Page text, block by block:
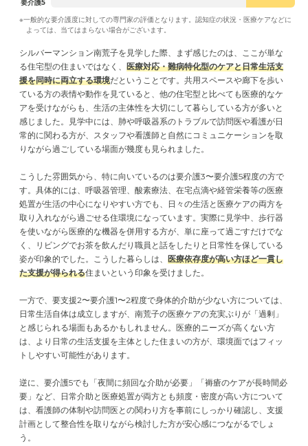
要介護5
※一般的な要介護度に対しての専門家の評価となります。認知症の状況・医療ケアなどに
よっては、当てはまらない場合がございます。
シルバーマンション南荒子を見学した際、まず感じたのは、ここが単な
る住宅型の住まいではなく、 医療対応・難病特化型のケアと日常生活支
援を同時に両立する環境だということです。共用スペースや廊下を歩い
ている方の表情や動作を見ていると、他の住宅型と比べても医療的なケ
アを受けながらも、生活の主体性を大切にして暮らしている方が多いと
感じました。見学中には、肺や呼吸器系のトラブルで訪問医や看護が日
常的に関わる方が、スタッフや看護師と自然にコミュニケーションを取
りながら過ごしている場面が幾度も見られました。
こうした雰囲気から、特に向いているのは要介護3〜要介護5程度の方で
す。具体的には、呼吸器管理、酸素療法、在宅点滴や経管栄養等の医療
処置が生活の中心になりやすい方でも、日々の生活と医療ケアの両方を
取り入れながら過ごせる住環境になっています。実際に見学中、歩行器
を使いながら医療的な機器を併用する方が、単に座って過ごすだけでな
く、リビングでお茶を飲んだり職員と話をしたりと日常性を保している
姿が印象的でした。こうした暮らしは、 医療依存度が高い方ほど一貫し
た支援が得られる住まいという印象を受けました。
一方で、要支援2〜要介護1〜2程度で身体的介助が少ない方については、
日常生活自体は成立しますが、南荒子の医療ケアの充実ぶりが「過剰」
と感じられる場面もあるかもしれません。医療的ニーズが高くない方
は、より日常の生活支援を主体とした住まいの方が、環境面ではフィッ
トしやすい可能性があります。
逆に、要介護5でも「夜間に頻回な介助が必要」「褥瘡のケアが長時間必
要」など、日常介助と医療処置が両方とも頻度・密度が高い方について
は、看護師の体制や訪問医との関わり方を事前にしっかり確認し、支援
計画として整合性を取りながら検討した方が安心感につながるでしょ
う。